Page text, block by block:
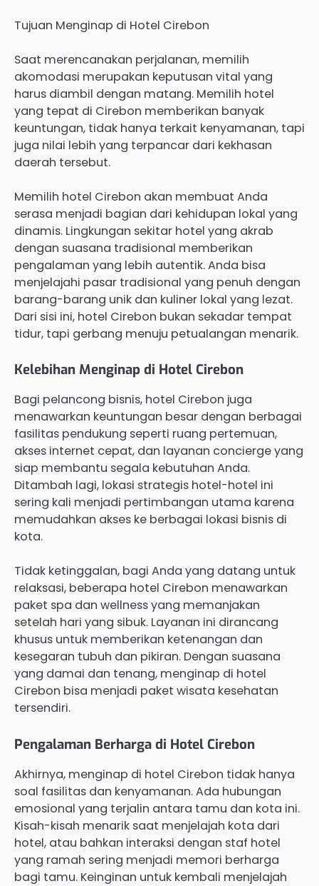
Tujuan Menginap di Hotel Cirebon
Saat merencanakan perjalanan, memilih
akomodasi merupakan keputusan vital yang
harus diambil dengan matang. Memilih hotel
yang tepat di Cirebon memberikan banyak
keuntungan, tidak hanya terkait kenyamanan, tapi
juga nilai lebih yang terpancar dari kekhasan
daerah tersebut.
Memilih hotel Cirebon akan membuat Anda
serasa menjadi bagian dari kehidupan lokal yang
dinamis. Lingkungan sekitar hotel yang akrab
dengan suasana tradisional memberikan
pengalaman yang lebih autentik. Anda bisa
menjelajahi pasar tradisional yang penuh dengan
barang-barang unik dan kuliner lokal yang lezat.
Dari sisi ini, hotel Cirebon bukan sekadar tempat
tidur, tapi gerbang menuju petualangan menarik.
Kelebihan Menginap di Hotel Cirebon
Bagi pelancong bisnis, hotel Cirebon juga
menawarkan keuntungan besar dengan berbagai
fasilitas pendukung seperti ruang pertemuan,
akses internet cepat, dan layanan concierge yang
siap membantu segala kebutuhan Anda.
Ditambah lagi, lokasi strategis hotel-hotel ini
sering kali menjadi pertimbangan utama karena
memudahkan akses ke berbagai lokasi bisnis di
kota.
Tidak ketinggalan, bagi Anda yang datang untuk
relaksasi, beberapa hotel Cirebon menawarkan
paket spa dan wellness yang memanjakan
setelah hari yang sibuk. Layanan ini dirancang
khusus untuk memberikan ketenangan dan
kesegaran tubuh dan pikiran. Dengan suasana
yang damai dan tenang, menginap di hotel
Cirebon bisa menjadi paket wisata kesehatan
tersendiri.
Pengalaman Berharga di Hotel Cirebon
Akhirnya, menginap di hotel Cirebon tidak hanya
soal fasilitas dan kenyamanan. Ada hubungan
emosional yang terjalin antara tamu dan kota ini.
Kisah-kisah menarik saat menjelajah kota dari
hotel, atau bahkan interaksi dengan staf hotel
yang ramah sering menjadi memori berharga
bagi tamu. Keinginan untuk kembali menjelajah